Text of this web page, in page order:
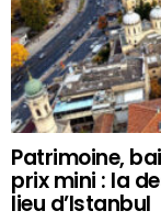
Patrimoine,
prix mini : la
lieu d’Istanbul